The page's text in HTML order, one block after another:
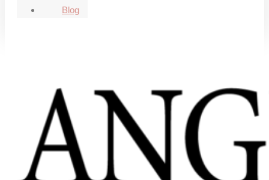
Blog